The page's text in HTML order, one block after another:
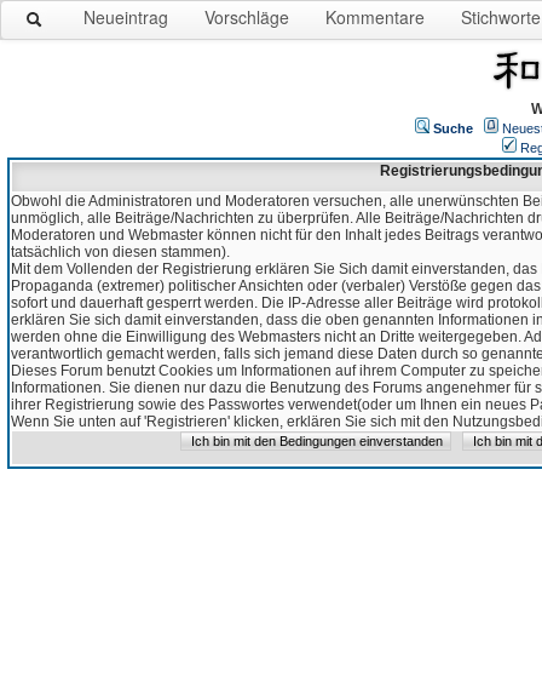
Neueintrag Vorschläge Kommentare Stichworte
Suche
Obwohl die Administratoren und Moderatoren versuchen, alle unerwünschten
unmöglich, alle Beiträge/Nachrichten zu überprüfen. Alle Beiträge/Nachrichten
Moderatoren und Webmaster können nicht für den Inhalt jedes Beitrags
tatsächlich von diesen stammen).
Mit dem Vollenden der Registrierung erklären Sie Sich damit einverstanden,
Propaganda (extremer) politischer Ansichten oder (verbaler) Verstöße gegen
sofort und dauerhaft gesperrt werden. Die IP-Adresse aller Beiträge wird
erklären Sie sich damit einverstanden, dass die oben genannten Informationen
werden ohne die Einwilligung des Webmasters nicht an Dritte weitergegeben.
verantwortlich gemacht werden, falls sich jemand diese Daten durch so
Dieses Forum benutzt Cookies um Informationen auf ihrem Computer zu
Informationen. Sie dienen nur dazu die Benutzung des Forums angenehmer
ihrer Registrierung sowie des Passwortes verwendet(oder um Ihnen ein neues
Wenn Sie unten auf 'Registrieren' klicken, erklären Sie sich mit den